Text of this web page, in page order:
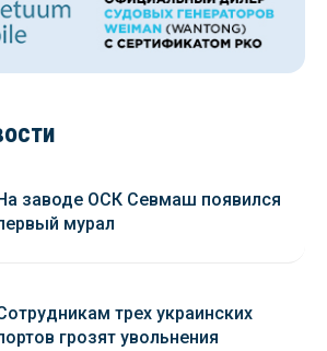
заводе ОСК Севмаш появился
мурал
трех украинских
грозят увольнения